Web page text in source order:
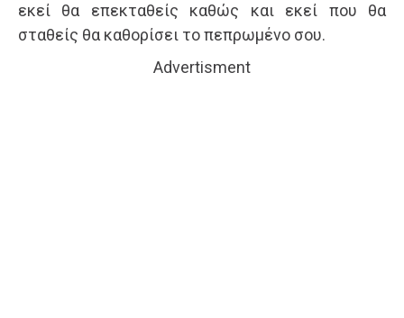
εκεί θα επεκταθείς καθώς και εκεί που θα
σταθείς θα καθορίσει το πεπρωμένο σου.
Advertisment